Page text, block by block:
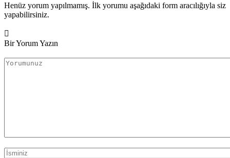
Henüz yorum yapılmamış. İlk yorumu aşağıdaki form aracılığıyla siz
yapabilirsiniz.
Bir Yorum Yazın